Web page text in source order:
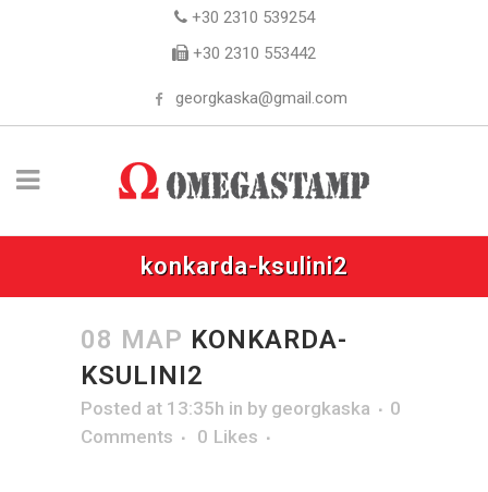
+30 2310 539254
+30 2310 553442
georgkaska@gmail.com
konkarda-ksulini2
08 ΜΑΡ KONKARDA-
KSULINI2
Posted at 13:35h in by georgkaska
0
Comments
0 Likes